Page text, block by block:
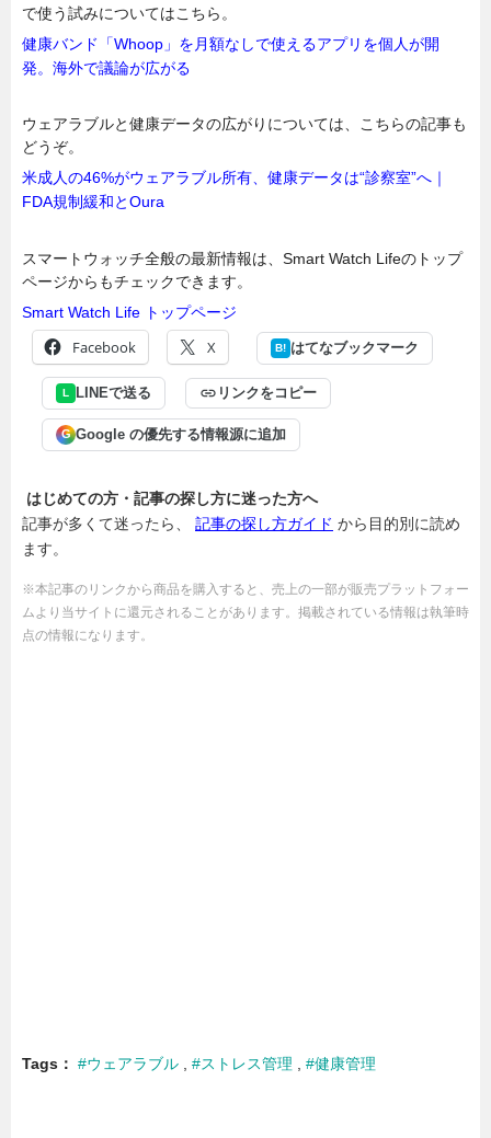
で使う試みについてはこちら。
健康バンド「Whoop」を月額なしで使えるアプリを個人が開
発。海外で議論が広がる
ウェアラブルと健康データの広がりについては、こちらの記事も
どうぞ。
米成人の46%がウェアラブル所有、健康データは“診察室”へ｜
FDA規制緩和とOura
スマートウォッチ全般の最新情報は、Smart Watch Lifeのトップ
ページからもチェックできます。
Smart Watch Life トップページ
Facebook X B! はてなブックマーク
L LINEで送る リンクをコピー
G Google の優先する情報源に追加
はじめての方・記事の探し方に迷った方へ
記事が多くて迷ったら、 記事の探し方ガイド から目的別に読め
ます。
※本記事のリンクから商品を購入すると、売上の一部が販売プラットフォー
ムより当サイトに還元されることがあります。掲載されている情報は執筆時
点の情報になります。
Tags #ウェアラブル #ストレス管理 #健康管理